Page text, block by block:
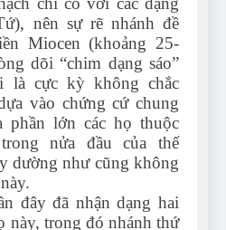
nên sự rẽ nhánh đề
Miocen (khoảng 25-
dõi “chim dạng sáo”
là cực kỳ không chắc
vào chứng cứ chung
phần lớn các họ thuộc
nửa đầu của thế
dường như cũng không
đây đã nhận dạng hai
này, trong đó nhánh thứ